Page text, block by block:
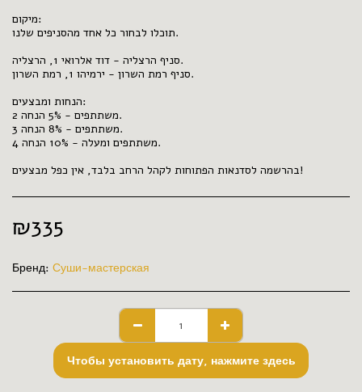
מיקום:
תוכלו לבחור כל אחד מהסניפים שלנו.
סניף הרצליה - דוד אלרואי 1, הרצליה.
סניף רמת השרון - ירמיהו 1, רמת השרון.
הנחות ומבצעים:
2 משתתפים - 5% הנחה.
3 משתתפים - 8% הנחה.
4 משתתפים ומעלה - 10% הנחה.
בהרשמה לסדנאות הפתוחות לקהל הרחב בלבד, אין כפל מבצעים!
₪335
Бренд: Суши-мастерская
Чтобы установить дату, нажмите здесь